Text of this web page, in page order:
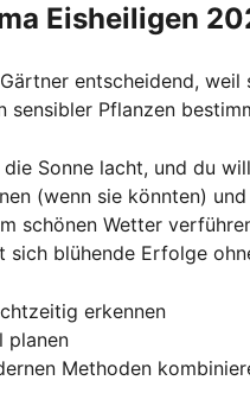
Eisheiligen
entscheidend,
Pflanzen
Sonne lacht, und du
(wenn sie könnten)
schönen Wetter
sich blühende Erfolge
erkennen
planen
Methoden